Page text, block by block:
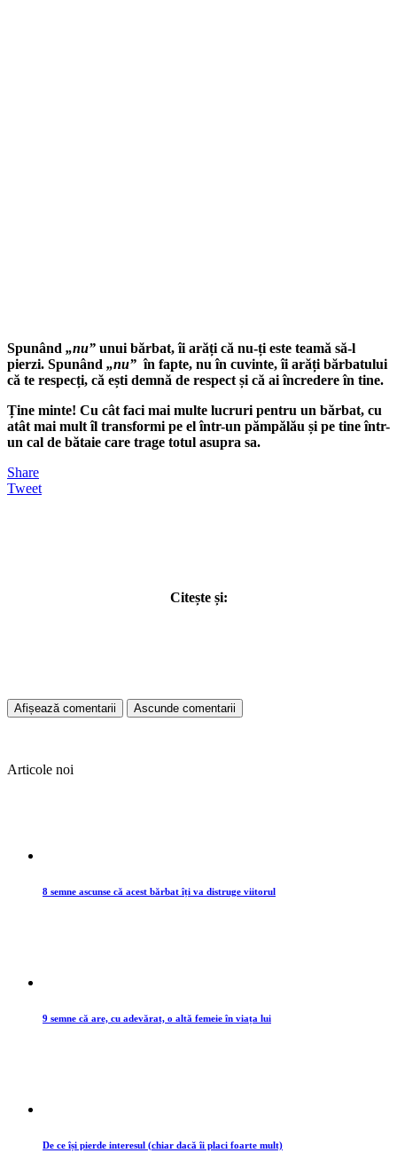
Spunând „nu” unui bărbat, îi arăți că nu-ți este teamă să-l
pierzi. Spunând „nu” în fapte, nu în cuvinte, îi arăți bărbatului
că te respecți, că ești demnă de respect și că ai încredere în tine.
Ține minte! Cu cât faci mai multe lucruri pentru un bărbat, cu
atât mai mult îl transformi pe el într-un pămpălău și pe tine într-
un cal de bătaie care trage totul asupra sa.
Share
Tweet
Citește și:
Afișează comentarii Ascunde comentarii
Articole noi
8 semne ascunse că acest bărbat îți va distruge viitorul
9 semne că are, cu adevărat, o altă femeie în viața lui
De ce își pierde interesul (chiar dacă îi placi foarte mult)